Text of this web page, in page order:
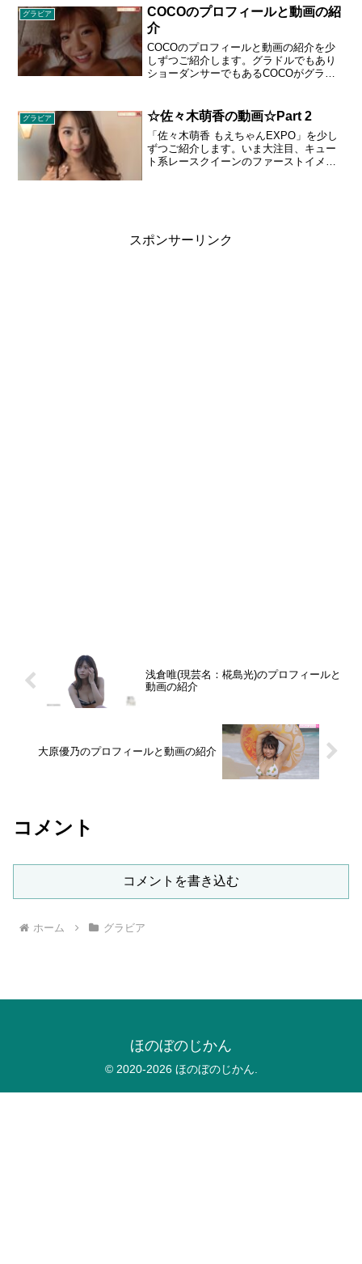
れ、同年12月にオムニバス写真集『スク
ールガール6×7』でデビュー。2009年1
月、プロレス興行のハッスルによる“日本
ハッスル化計画”の一環として、2008年4
月から連載中のケータイ小説『ラブ&ハッ
スル』を舞台化した「ハッスルガール
グラビアをもって、グラビアアイドルか
らは卒業。
グラビア
COCOのプロフィールと動画の紹
介
COCOのプロフィールと動画の紹介を少
しずつご紹介します。グラドルでもあり
ショーダンサーでもあるCOCOがグラビ
くビルドアップされた肢体が淫靡に躍動
します！！生年月日:1994年9月11日／星
座:おとめ座／血液型:B型／サイズ:T162
／B90（F）W58／H92
グラビア ☆佐々木萌香の動画☆Part 2
「佐々木萌香 もえちゃんEXPO」を少し
ずつご紹介します。いま大注目、キュー
ト系レースクイーンのファーストイメー
スポンサーリンク
浅倉唯(現芸名：椛島光)のプロフィールと
動画の紹介
大原優乃のプロフィールと動画の紹介
コメント
コメントを書き込む
ホーム グラビア
ほのぼのじかん
© 2020-2026 ほのぼのじかん.